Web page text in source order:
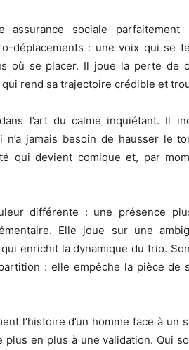
assurance sociale parfaitement
déplacements : une voix qui se
où se placer. Il joue la perte de
rend sa trajectoire crédible et
l’art du calme inquiétant. Il
n’a jamais besoin de hausser le
qui devient comique et, par
différente : une présence
Elle joue sur une
enrichit la dynamique du trio.
: elle empêche la pièce de
l’histoire d’un homme face à un
plus en plus à une validation. Qui